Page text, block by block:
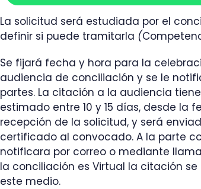
La solicitud será estudiada por el
definir si puede tramitarla (
Se fijará fecha y hora para la
audiencia de conciliación y se le
partes. La citación a la audiencia
estimado entre 10 y 15 días, desde la
recepción de la solicitud, y será
certificado al convocado. A la parte
notificara por correo o mediante
la conciliación es Virtual la citación
este medio.